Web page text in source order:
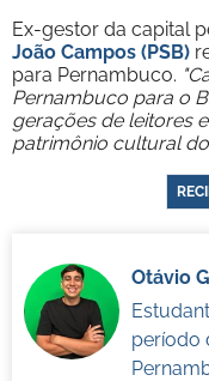
Ex-gestor da capital
João Campos (PSB)
para Pernambuco.
Pernambuco para o
gerações de leitores
patrimônio cultural
Otávio
período